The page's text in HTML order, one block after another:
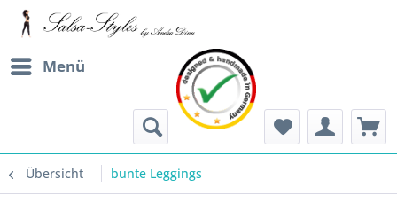
Menü
Übersicht bunte Leggings